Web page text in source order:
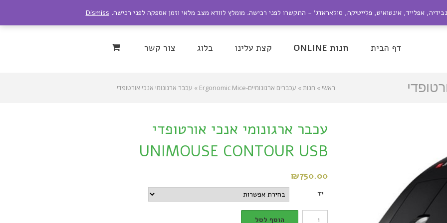
nir@dagesh.co.il
Facebook
Twitter
Google+
YouTube
Instagram
דף הבית חנות ONLINE קצת עלינו בלוג צור קשר
ראשי » חנות » עכברים ארגונומיים-Ergonomic Mice » עכבר ארגונומי אנכי אורטופדי
עכבר ארגונומי אנכי אורטופדי
UNIMOUSE CONTOUR USB
₪750.00
יד
הוסף לסל
אפלייד, אינטואיט, פלייטיקה, סולאראדג' - התקשרו לפני רכישה. מומלץ לוודא מצב מלאי וזמן אספקה לפני רכישה. Dismiss